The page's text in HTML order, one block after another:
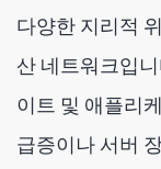
다양한 지리적
산 네트워크입
이트 및 애플리
급증이나 서버